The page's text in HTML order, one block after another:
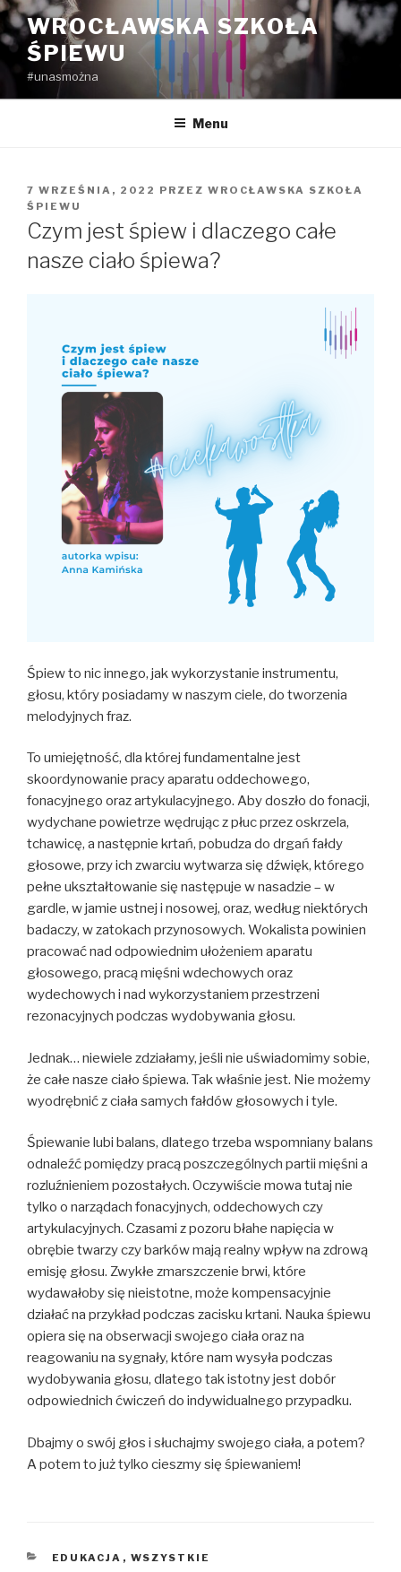
Przejdź
do
treści
WROCŁAWSKA SZKOŁA
ŚPIEWU
#unasmożna
Menu
OPUBLIKOWANE
W
7 WRZEŚNIA, 2022 PRZEZ WROCŁAWSKA SZKOŁA
ŚPIEWU
Czym jest śpiew i dlaczego całe
nasze ciało śpiewa?
Śpiew to nic innego, jak wykorzystanie instrumentu,
głosu, który posiadamy w naszym ciele, do tworzenia
melodyjnych fraz.
To umiejętność, dla której fundamentalne jest
skoordynowanie pracy aparatu oddechowego,
fonacyjnego oraz artykulacyjnego. Aby doszło do fonacji,
wydychane powietrze wędrując z płuc przez oskrzela,
tchawicę, a następnie krtań, pobudza do drgań fałdy
głosowe, przy ich zwarciu wytwarza się dźwięk, którego
pełne ukształtowanie się następuje w nasadzie – w
gardle, w jamie ustnej i nosowej, oraz, według niektórych
badaczy, w zatokach przynosowych. Wokalista powinien
pracować nad odpowiednim ułożeniem aparatu
głosowego, pracą mięśni wdechowych oraz
wydechowych i nad wykorzystaniem przestrzeni
rezonacyjnych podczas wydobywania głosu.
Jednak… niewiele zdziałamy, jeśli nie uświadomimy sobie,
że całe nasze ciało śpiewa. Tak właśnie jest. Nie możemy
wyodrębnić z ciała samych fałdów głosowych i tyle.
Śpiewanie lubi balans, dlatego trzeba wspomniany balans
odnaleźć pomiędzy pracą poszczególnych partii mięśni a
rozluźnieniem pozostałych. Oczywiście mowa tutaj nie
tylko o narządach fonacyjnych, oddechowych czy
artykulacyjnych. Czasami z pozoru błahe napięcia w
obrębie twarzy czy barków mają realny wpływ na zdrową
emisję głosu. Zwykłe zmarszczenie brwi, które
wydawałoby się nieistotne, może kompensacyjnie
działać na przykład podczas zacisku krtani. Nauka śpiewu
opiera się na obserwacji swojego ciała oraz na
reagowaniu na sygnały, które nam wysyła podczas
wydobywania głosu, dlatego tak istotny jest dobór
odpowiednich ćwiczeń do indywidualnego przypadku.
Dbajmy o swój głos i słuchajmy swojego ciała, a potem?
A potem to już tylko cieszmy się śpiewaniem!
KATEGORIE
EDUKACJA , WSZYSTKIE